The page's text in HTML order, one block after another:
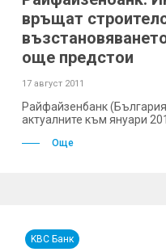
връщат
още предстои
17 август 2011
Райфайзенбанк
актуалните към януари
Още
KBC Банк